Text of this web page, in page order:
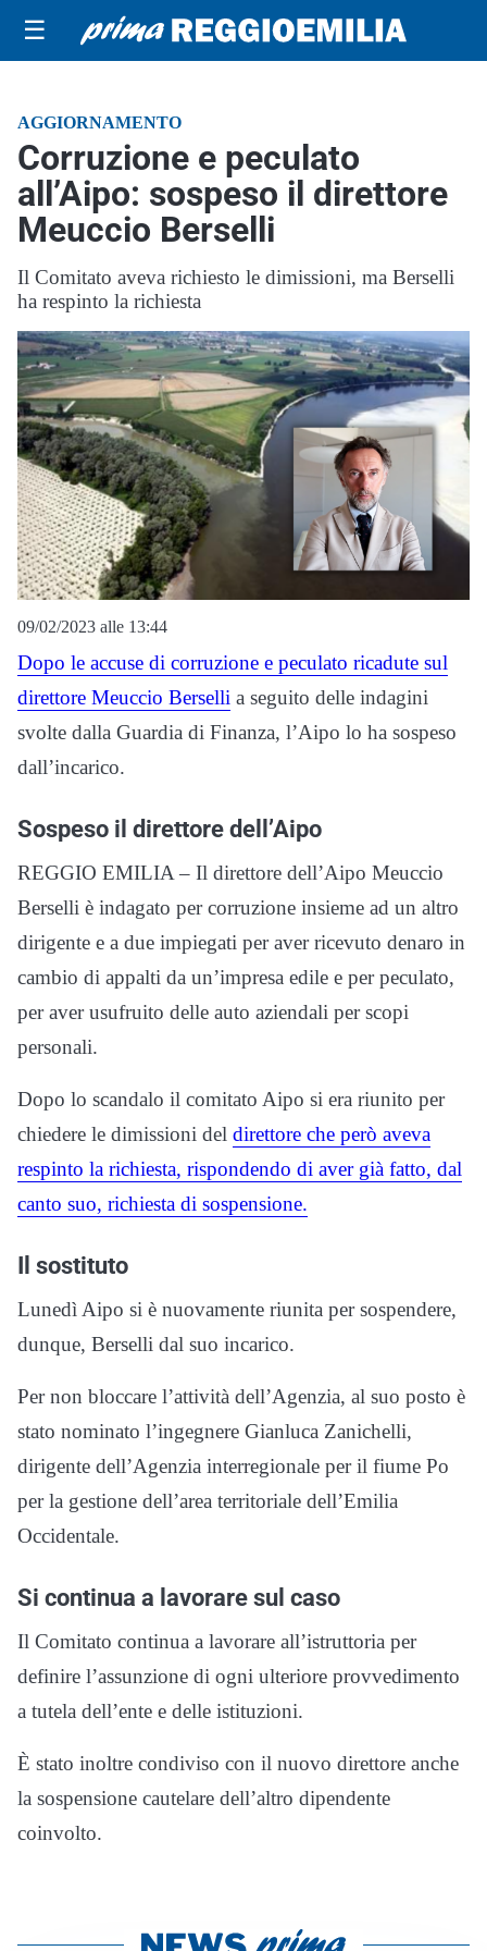
☰
AGGIORNAMENTO
Corruzione e peculato
all’Aipo: sospeso il direttore
Meuccio Berselli
Il Comitato aveva richiesto le dimissioni, ma Berselli
ha respinto la richiesta
09/02/2023 alle 13:44
Dopo le accuse di corruzione e peculato ricadute sul
direttore Meuccio Berselli a seguito delle indagini
svolte dalla Guardia di Finanza, l’Aipo lo ha sospeso
dall’incarico.
Sospeso il direttore dell’Aipo
REGGIO EMILIA – Il direttore dell’Aipo Meuccio
Berselli è indagato per corruzione insieme ad un altro
dirigente e a due impiegati per aver ricevuto denaro in
cambio di appalti da un’impresa edile e per peculato,
per aver usufruito delle auto aziendali per scopi
personali.
Dopo lo scandalo il comitato Aipo si era riunito per
chiedere le dimissioni del direttore che però aveva
respinto la richiesta, rispondendo di aver già fatto, dal
canto suo, richiesta di sospensione.
Il sostituto
Lunedì Aipo si è nuovamente riunita per sospendere,
dunque, Berselli dal suo incarico.
Per non bloccare l’attività dell’Agenzia, al suo posto è
stato nominato l’ingegnere Gianluca Zanichelli,
dirigente dell’Agenzia interregionale per il fiume Po
per la gestione dell’area territoriale dell’Emilia
Occidentale.
Si continua a lavorare sul caso
Il Comitato continua a lavorare all’istruttoria per
definire l’assunzione di ogni ulteriore provvedimento
a tutela dell’ente e delle istituzioni.
È stato inoltre condiviso con il nuovo direttore anche
la sospensione cautelare dell’altro dipendente
coinvolto.